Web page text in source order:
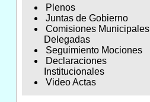
Plenos
Juntas de Gobierno
Comisiones Municipales
Delegadas
Seguimiento Mociones
Declaraciones
Institucionales
Video Actas